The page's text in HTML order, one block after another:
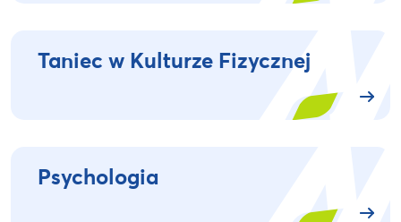
Taniec w Kulturze Fizycznej
Psychologia